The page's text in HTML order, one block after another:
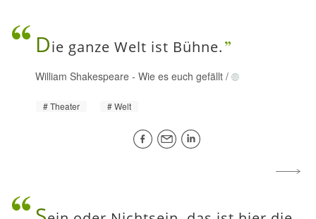
Die ganze Welt ist Bühne.
William Shakespeare - Wie es euch gefällt /
Theater Welt